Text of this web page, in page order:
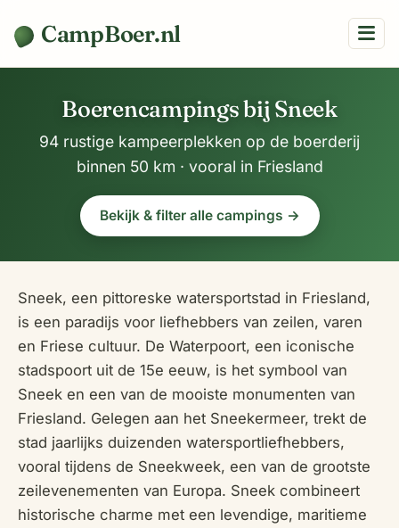
CampBoer.nl
Boerencampings bij Sneek
94 rustige kampeerplekken op de boerderij
binnen 50 km · vooral in Friesland
Bekijk & filter alle campings →
Sneek, een pittoreske watersportstad in Friesland,
is een paradijs voor liefhebbers van zeilen, varen
en Friese cultuur. De Waterpoort, een iconische
stadspoort uit de 15e eeuw, is het symbool van
Sneek en een van de mooiste monumenten van
Friesland. Gelegen aan het Sneekermeer, trekt de
stad jaarlijks duizenden watersportliefhebbers,
vooral tijdens de Sneekweek, een van de grootste
zeilevenementen van Europa. Sneek combineert
historische charme met een levendige, maritieme